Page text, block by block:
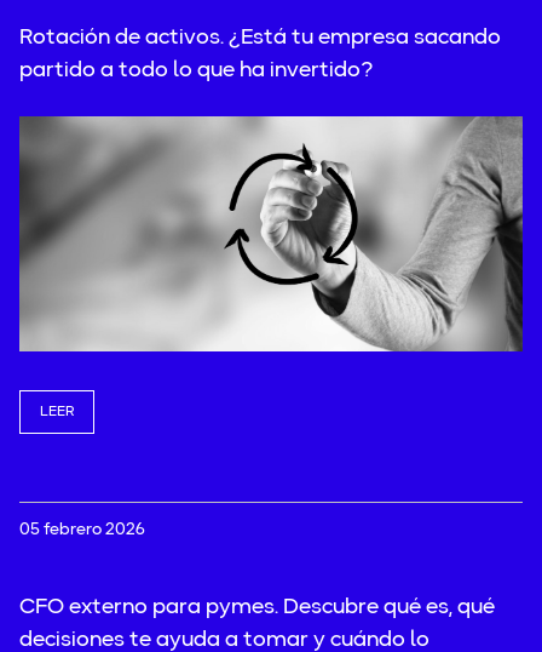
Rotación de activos. ¿Está tu empresa sacando
partido a todo lo que ha invertido?
LEER
05 febrero 2026
CFO externo para pymes. Descubre qué es, qué
decisiones te ayuda a tomar y cuándo lo